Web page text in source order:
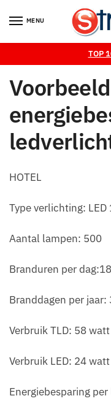
MENU
TOP
HOTEL
Type verlichting:
Aantal lampen: 500
Branduren per dag:18
Branddagen per jaar:
Verbruik TLD: 58 watt
Verbruik LED: 24 watt
Energiebesparing